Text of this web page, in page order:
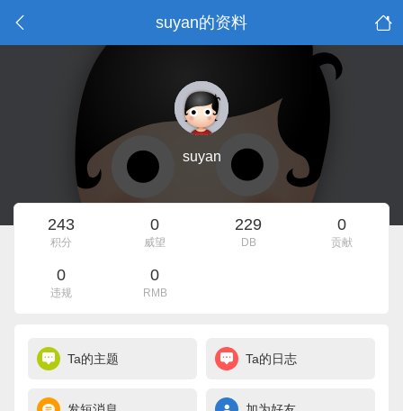
suyan的资料
suyan
243
积分
0
威望
229
DB
0
贡献
0
违规
0
RMB
Ta的主题 Ta的日志